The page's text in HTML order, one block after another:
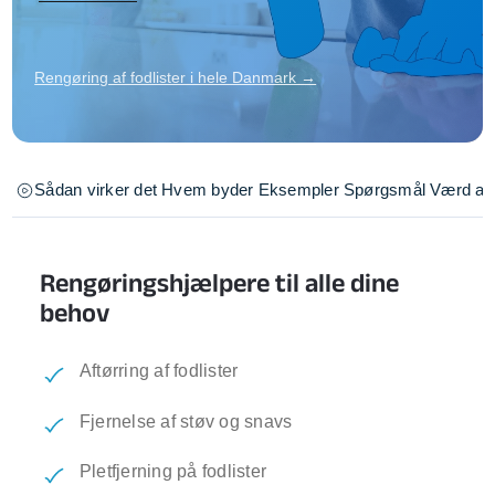
Rengøring af fodlister i hele Danmark →
Sådan virker det Hvem byder Eksempler Spørgsmål Værd at
Rengøringshjælpere til alle dine
behov
Aftørring af fodlister
Fjernelse af støv og snavs
Pletfjerning på fodlister